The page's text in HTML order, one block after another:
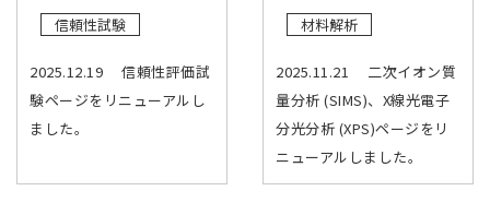
信頼性試験
2025.12.19 信頼性評価試
験ページをリニューアルし
ました。
材料解析
2025.11.21 二次イオン質
量分析 (SIMS)、X線光電子
分光分析 (XPS)ページをリ
ニューアルしました。